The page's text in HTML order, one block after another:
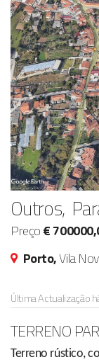
Outros,
Preço€
Porto,Vila
Última Actualização
TERRENO
Terreno rústico,